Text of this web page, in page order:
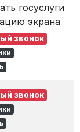
госуслуги
экрана
звонок
звонок